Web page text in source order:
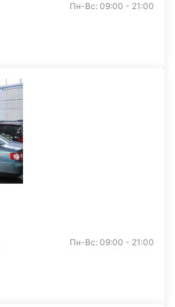
Пн-Вс: 09:00 - 21:00
Пн-Вс: 09:00 - 21:00